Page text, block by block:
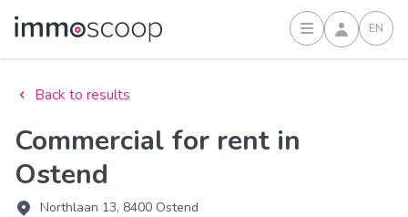
Sign inEN
Back to results
Commercial for rent in
Ostend
Northlaan 13, 8400 Ostend